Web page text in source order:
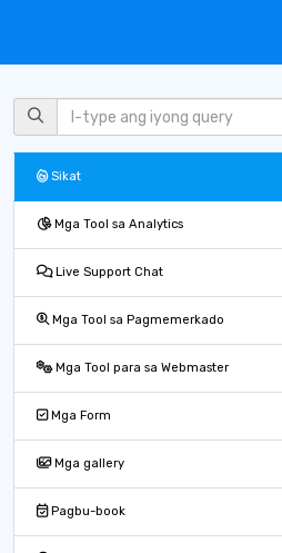
Sikat
Mga Tool sa Analytics
Live Support Chat
Mga Tool sa Pagmemerkado
Mga Tool para sa Webmaster
Mga Form
Mga gallery
Pagbu-book